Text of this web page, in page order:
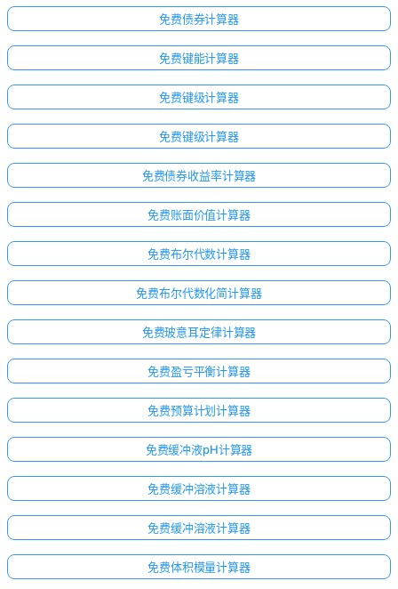
题
免费债券计算器
免费键能计算器
免费键级计算器
免费键级计算器
免费债券收益率计算器
免费账面价值计算器
免费布尔代数计算器
免费布尔代数化简计算器
免费玻意耳定律计算器
免费盈亏平衡计算器
免费预算计划计算器
免费缓冲液pH计算器
免费缓冲溶液计算器
免费缓冲溶液计算器
免费体积模量计算器